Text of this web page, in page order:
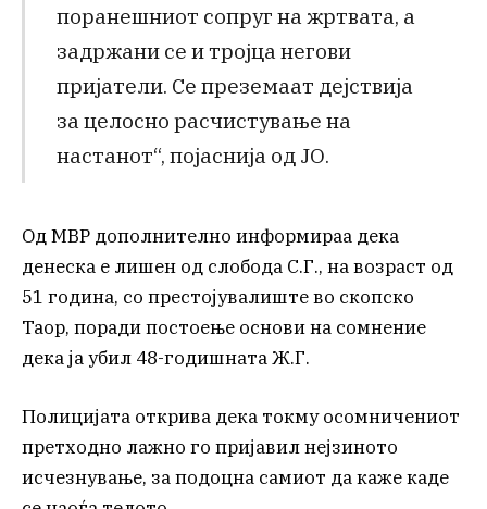
поранешниот сопруг на жртвата, а
задржани се и тројца негови
пријатели. Се преземаат дејствија
за целосно расчистување на
настанот“, појаснија од ЈО.
Од МВР дополнително информираа дека
денеска е лишен од слобода С.Г., на возраст од
51 година, со престојувалиште во скопско
Таор, поради постоење основи на сомнение
дека ја убил 48-годишната Ж.Г.
Полицијата открива дека токму осомничениот
претходно лажно го пријавил нејзиното
исчезнување, за подоцна самиот да каже каде